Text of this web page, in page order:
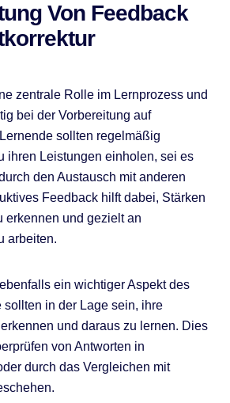
Von Feedback
zentrale Rolle im Lernprozess und
bei der Vorbereitung auf
sollten regelmäßig
ihren Leistungen einholen, sei es
den Austausch mit anderen
Feedback hilft dabei, Stärken
erkennen und gezielt an
arbeiten.
ein wichtiger Aspekt des
sollten in der Lage sein, ihre
und daraus zu lernen. Dies
von Antworten in
durch das Vergleichen mit